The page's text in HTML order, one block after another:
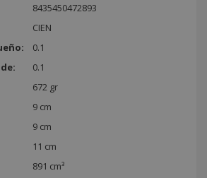
8435450472893
CIEN
0.1
0.1
672 gr
9 cm
9 cm
11 cm
891 cm³